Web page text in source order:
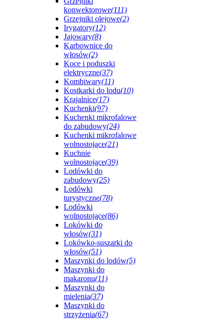
konwektorowe(111)
Grzejniki olejowe(2)
Irygatory(12)
Jajowary(8)
Karbownice do
włosów(2)
Koce i poduszki
elektryczne(37)
Kombiwary(11)
Kostkarki do lodu(10)
Krajalnice(17)
Kuchenki(97)
Kuchenki mikrofalowe
do zabudowy(24)
Kuchenki mikrofalowe
wolnostojące(21)
Kuchnie
wolnostojące(39)
Lodówki do
zabudowy(25)
Lodówki
turystyczne(78)
Lodówki
wolnostojące(86)
Lokówki do
włosów(31)
Lokówko-suszarki do
włosów(51)
Maszynki do lodów(5)
Maszynki do
makaronu(11)
Maszynki do
mielenia(37)
Maszynki do
strzyżenia(67)